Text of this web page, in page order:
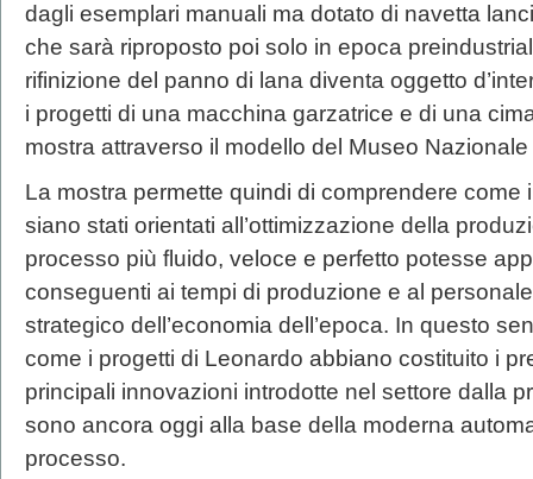
dagli esemplari manuali ma dotato di navetta
che sarà riproposto poi solo in epoca
rifinizione del panno di lana diventa oggetto
i progetti di una macchina garzatrice e di una
mostra attraverso il modello del Museo
La mostra permette quindi di comprendere come
siano stati orientati all’ottimizzazione della
processo più fluido, veloce e perfetto potesse
conseguenti ai tempi di produzione e al
strategico dell’economia dell’epoca. In questo
come i progetti di Leonardo abbiano costituito i
principali innovazioni introdotte nel settore dalla
sono ancora oggi alla base della moderna
processo.